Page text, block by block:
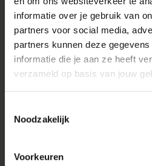
informatie over je gebruik van
partners voor social media,
partners kunnen deze
informatie die je aan ze heeft
verzameld op basis van jouw
Noodzakelijk
Voorkeuren